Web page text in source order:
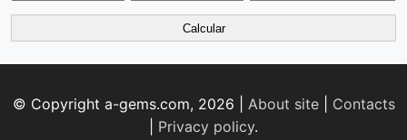
Calcular
© Copyright a-gems.com, 2026 | About site| Contacts
Privacy policy.